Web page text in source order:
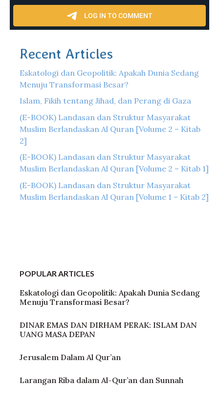
Recent Articles
Eskatologi dan Geopolitik: Apakah Dunia Sedang
Menuju Transformasi Besar?
Islam, Fikih tentang Jihad, dan Perang di Gaza
(E-BOOK) Landasan dan Struktur Masyarakat
Muslim Berlandaskan Al Quran [Volume 2 – Kitab
2]
(E-BOOK) Landasan dan Struktur Masyarakat
Muslim Berlandaskan Al Quran [Volume 2 – Kitab 1]
(E-BOOK) Landasan dan Struktur Masyarakat
Muslim Berlandaskan Al Quran [Volume 1 – Kitab 2]
POPULAR ARTICLES
Eskatologi dan Geopolitik: Apakah Dunia Sedang
Menuju Transformasi Besar?
DINAR EMAS DAN DIRHAM PERAK: ISLAM DAN
UANG MASA DEPAN
Jerusalem Dalam Al Qur’an
Larangan Riba dalam Al-Qur’an dan Sunnah